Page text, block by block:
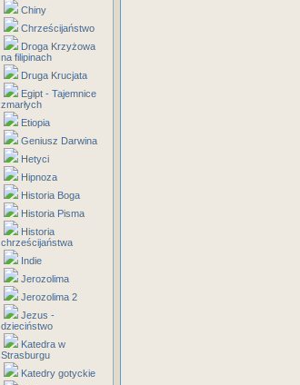
Chiny
Chrześcijaństwo
Droga Krzyżowa
na filipinach
Druga Krucjata
Egipt - Tajemnice
zmarłych
Etiopia
Geniusz Darwina
Hetyci
Hipnoza
Historia Boga
Historia Pisma
Historia
chrześcijaństwa
Indie
Jerozolima
Jerozolima 2
Jezus -
dzieciństwo
Katedra w
Strasburgu
Katedry gotyckie